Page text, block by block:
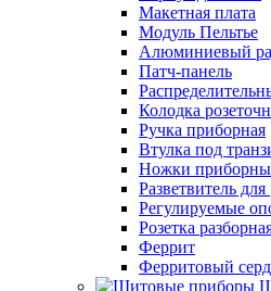
Макетная плата
Модуль Пельтье
Алюминиевый
Патч-панель
Колодка
Ручка приборная
Втулка под
Ножки
Разветвитель для
Регулируемые
Розетка
Феррит
Ферритовый